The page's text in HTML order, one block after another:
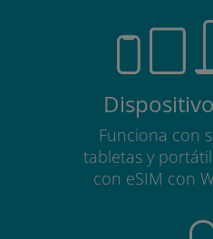
Funciona con
tabletas y
con eSIM con